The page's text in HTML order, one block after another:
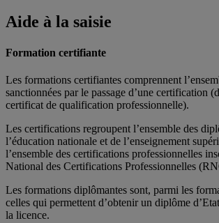
Aide à la saisie
Formation certifiante
Les formations certifiantes comprennent
sanctionnées par le passage d’une certification
certificat de qualification professionnelle).
Les certifications regroupent l’ensemble des
l’éducation nationale et de l’enseignement
l’ensemble des certifications professionnelles
National des Certifications Professionnelles
Les formations diplômantes sont, parmi les
celles qui permettent d’obtenir un diplôme
la licence.